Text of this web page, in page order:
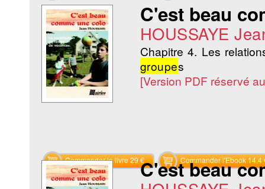
C'est beau
HOUSSAYE
Chapitre 4. Les
groupes
[Version PDF réservé
Commander le livre 29 € Commander l'Ebook 14.4
C'est beau